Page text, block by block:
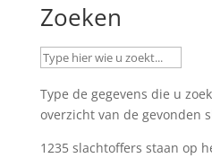
Zoeken
Type de gegevens die u
overzicht van de gevonden
1235 slachtoffers staan op